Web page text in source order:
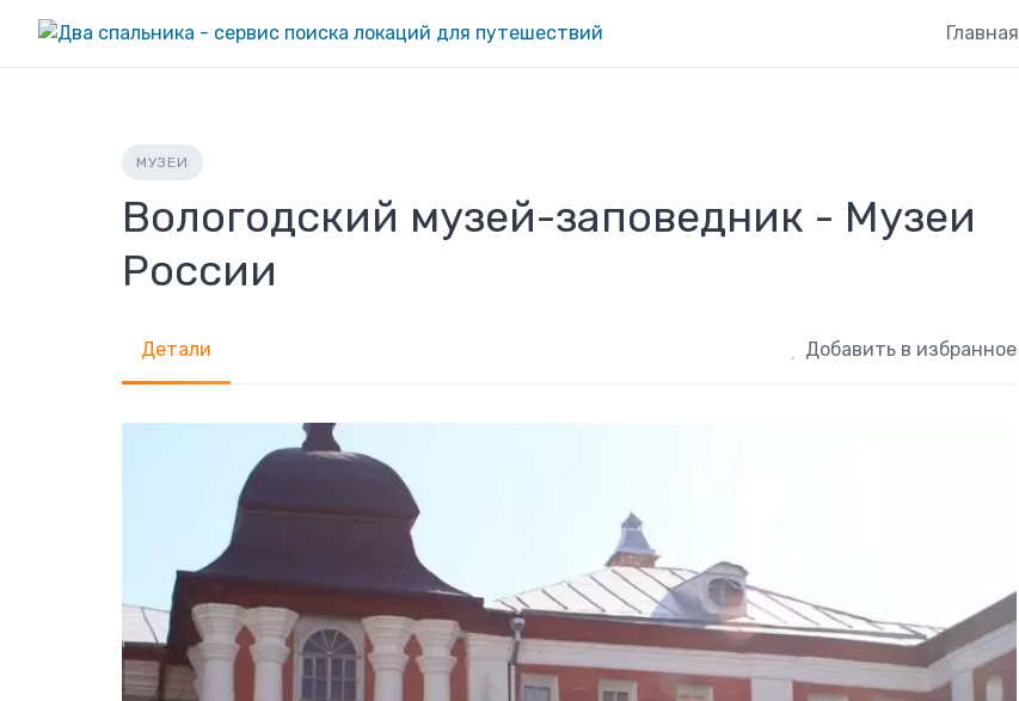
Главная
МУЗЕИ
Вологодский музей-заповедник - Музеи
России
Детали Добавить в избранное